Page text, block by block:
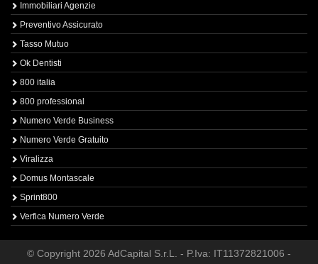
Immobiliari Agenzie
Preventivo Assicurato
Tasso Mutuo
Ok Dentisti
800 italia
800 professional
Numero Verde Business
Numero Verde Gratuito
Viralizza
Domus Montascale
Sprint800
Verfica Numero Verde
© Copyright 2026 AdCapital S.r.L. - P.Iva: IT11372821006 -